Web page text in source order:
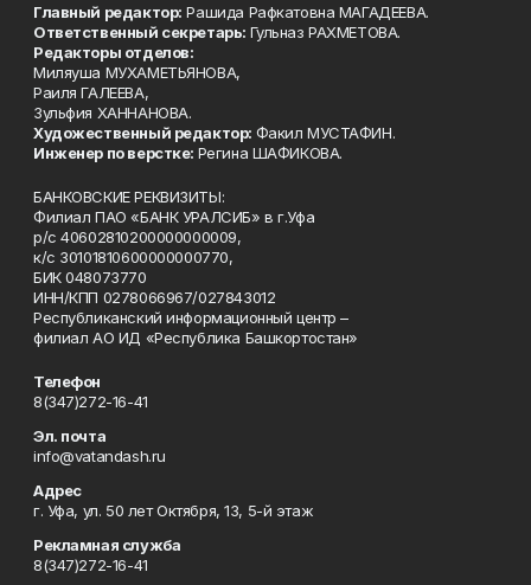
Главный редактор: Рашида Рафкатовна МАГАДЕЕВА.
Ответственный секретарь: Гульназ РАХМЕТОВА.
Редакторы отделов:
Миляуша МУХАМЕТЬЯНОВА,
Раиля ГАЛЕЕВА,
Зульфия ХАННАНОВА.
Художественный редактор: Факил МУСТАФИН.
Инженер по верстке: Регина ШАФИКОВА.
БАНКОВСКИЕ РЕКВИЗИТЫ:
Филиал ПАО «БАНК УРАЛСИБ» в г.Уфа
р/с 40602810200000000009,
к/с 30101810600000000770,
БИК 048073770
ИНН/КПП 0278066967/027843012
Республиканский информационный центр –
филиал АО ИД «Республика Башкортостан»
Телефон
8(347)272-16-41
Эл. почта
info@vatandash.ru
Адрес
г. Уфа, ул. 50 лет Октября, 13, 5-й этаж
Рекламная служба
8(347)272-16-41